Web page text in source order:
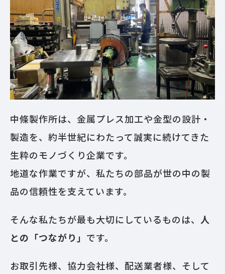
中條製作所は、金属プレス加工や金型の設計・
製造を、約半世紀にわたって誠実に続けてきた
生粋のモノづくり企業です。
地道な作業ですが、私たちの部品が世の中の製
品の信頼性を支えています。
そんな私たちが最も大切にしているものは、 人
との「つながり」 です。
お取引先様、協力会社様、配送業者様、そして